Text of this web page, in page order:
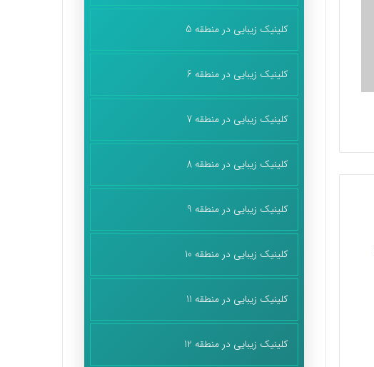
کلینیک زیبایی در منطقه 5
کلینیک زیبایی در منطقه 6
کلینیک زیبایی در منطقه 7
کلینیک زیبایی در منطقه 8
کلینیک زیبایی در منطقه 9
کلینیک زیبایی در منطقه 10
کلینیک زیبایی در منطقه 11
کلینیک زیبایی در منطقه 12